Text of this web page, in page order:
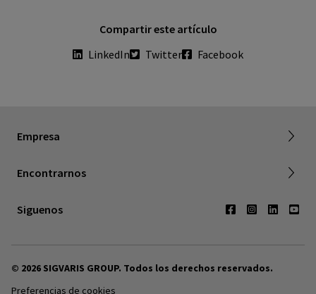
Compartir este artículo
LinkedIn
Twitter Facebook
Empresa
Trabajar con nosotros
Encontrarnos
Contáctenos
Siguenos
© 2026 SIGVARIS GROUP. Todos los derechos reservados.
Preferencias de cookies